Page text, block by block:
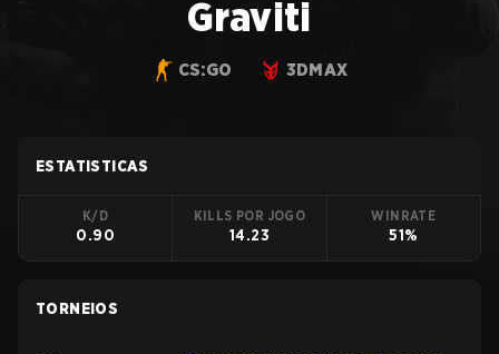
Graviti
CS:GO 3DMAX
ESTATISTICAS
K/D
0.90
KILLS POR JOGO
14.23
WINRATE
51%
TORNEIOS